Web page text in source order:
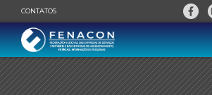
CONTATOS